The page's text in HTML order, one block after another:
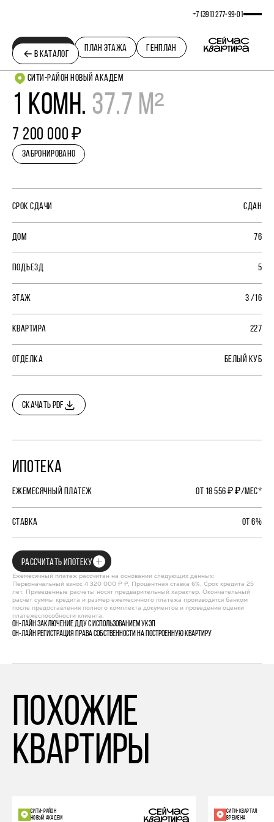
+7 (391) 277‒99‒01
В КАТАЛОГ
ПЛАНИРОВКА ПЛАН ЭТАЖА ГЕНПЛАН
СИТИ-РАЙОН НОВЫЙ АКАДЕМ
1 КОМН. 37.7 М²
7 200 000 ₽
ЗАБРОНИРОВАНО
СРОК СДАЧИ СДАН
ДОМ 76
ПОДЪЕЗД 5
ЭТАЖ 3 /16
КВАРТИРА 227
ОТДЕЛКА БЕЛЫЙ КУБ
СКАЧАТЬ PDF
ИПОТЕКА
ЕЖЕМЕСЯЧНЫЙ ПЛАТЕЖ ОТ 18 556 ₽ ₽/МЕС*
СТАВКА ОТ 6%
РАССЧИТАТЬ ИПОТЕКУ
Ежемесячный платеж рассчитан на основании следующих данных:
Первоначальный взнос 4 320 000 ₽ ₽, Процентная ставка 6%, Срок кредита 25
лет. Приведенные расчеты носят предварительный характер. Окончательный
расчет суммы кредита и размер ежемесячного платежа производятся банком
после предоставления полного комплекта документов и проведения оценки
платежеспособности клиента.
Он-лайн заключение ДДУ с использованием УКЭП
Он-лайн регистрация права собственности на построенную квартиру
похожие
квартиры
СИТИ-РАЙОН
НОВЫЙ АКАДЕМ
СИТИ-КВАРТАЛ
ВРЕМЕНА